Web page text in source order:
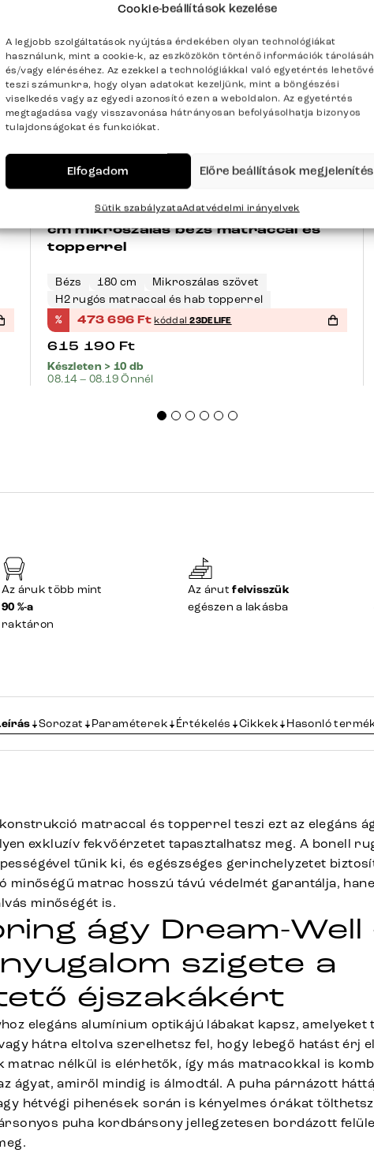
Cookie-beállítások kezelése
A legjobb szolgáltatások nyújtása érdekében olyan technológiákat
használunk, mint a cookie-k, az eszközökön történő információk
és/vagy eléréséhez. Az ezekkel a technológiákkal való egyetértés lehetővé
teszi számunkra, hogy olyan adatokat kezeljünk, mint a böngészési
viselkedés vagy az egyedi azonosító ezen a weboldalon. Az egyetértés
megtagadása vagy visszavonása hátrányosan befolyásolhatja bizonyos
tulajdonságokat és funkciókat.
Elfogadom Előre beállítások
Sütik szabályzataAdatvédelmi irányelvek
+45 opció
Boxspring ágy Dream-Well 180×200
cm mikroszálas bézs matraccal és
topperrel
Bézs 180 cm
Mikroszálas szövet
H2 rugós matraccal és hab topperrel
% 473 696 Ft kóddal23DELIFE
615 190 Ft
Készleten > 10 db
08.14 – 08.19 Önnél
Az áruk több mint
90 %-a
raktáron
Az árutfelvisszük
egészen a lakásba
Sorozat Paraméterek Értékelés Cikkek Hasonló
matraccal és topperrel teszi ezt az elegáns
exkluzív fekvőérzetet tapasztalhatsz meg. A bonell
tűnik ki, és egészséges gerinchelyzetet
minőségű matrac hosszú távú védelmét garantálja,
minőségét is.
ágy Dream-Well
szigete a
éjszakákért
elegáns alumínium optikájú lábakat kapsz, amelyeket
hátra eltolva szerelhetsz fel, hogy lebegő hatást érj
matrac nélkül is elérhetők, így más matracokkal is
ágyat, amiről mindig is álmodtál. A puha párnázott
hétvégi pihenések során is kényelmes órákat
puha kordbársony jellegzetesen bordázott